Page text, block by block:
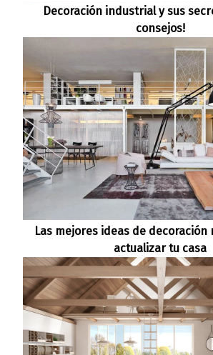
Decoración industrial y sus
consejos!
Las mejores ideas de
actualizar tu casa